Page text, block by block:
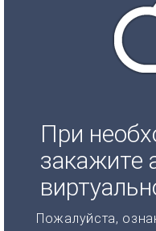
При
закажите
Пожалуйста,